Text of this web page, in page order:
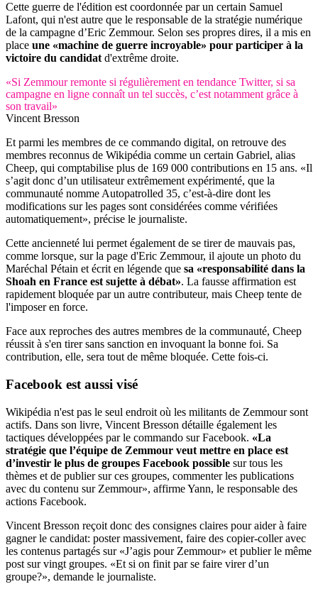
Cette guerre de l'édition est coordonnée par un certain Samuel
Lafont, qui n'est autre que le responsable de la stratégie numérique
de la campagne d’Eric Zemmour. Selon ses propres dires, il a mis en
place une «machine de guerre incroyable» pour participer à la
victoire du candidat d'extrême droite.
«Si Zemmour remonte si régulièrement en tendance Twitter, si sa
campagne en ligne connaît un tel succès, c’est notamment grâce à
son travail»
Vincent Bresson
Et parmi les membres de ce commando digital, on retrouve des
membres reconnus de Wikipédia comme un certain Gabriel, alias
Cheep, qui comptabilise plus de 169 000 contributions en 15 ans. «Il
s’agit donc d’un utilisateur extrêmement expérimenté, que la
communauté nomme Autopatrolled 35, c’est-à-dire dont les
modifications sur les pages sont considérées comme vérifiées
automatiquement», précise le journaliste.
Cette ancienneté lui permet également de se tirer de mauvais pas,
comme lorsque, sur la page d'Eric Zemmour, il ajoute un photo du
Maréchal Pétain et écrit en légende que sa «responsabilité dans la
Shoah en France est sujette à débat». La fausse affirmation est
rapidement bloquée par un autre contributeur, mais Cheep tente de
l'imposer en force.
Face aux reproches des autres membres de la communauté, Cheep
réussit à s'en tirer sans sanction en invoquant la bonne foi. Sa
contribution, elle, sera tout de même bloquée. Cette fois-ci.
Facebook est aussi visé
Wikipédia n'est pas le seul endroit où les militants de Zemmour sont
actifs. Dans son livre, Vincent Bresson détaille également les
tactiques développées par le commando sur Facebook. «La
stratégie que l’équipe de Zemmour veut mettre en place est
d’investir le plus de groupes Facebook possible sur tous les
thèmes et de publier sur ces groupes, commenter les publications
avec du contenu sur Zemmour», affirme Yann, le responsable des
actions Facebook.
Vincent Bresson reçoit donc des consignes claires pour aider à faire
gagner le candidat: poster massivement, faire des copier-coller avec
les contenus partagés sur «J’agis pour Zemmour» et publier le même
post sur vingt groupes. «Et si on finit par se faire virer d’un
groupe?», demande le journaliste.